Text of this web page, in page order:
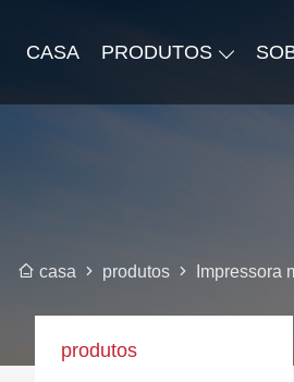
CASA PRODUTOS
casa produtos Impressora
produtos